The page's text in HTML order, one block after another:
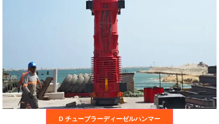
D チューブラーディーゼルハンマー